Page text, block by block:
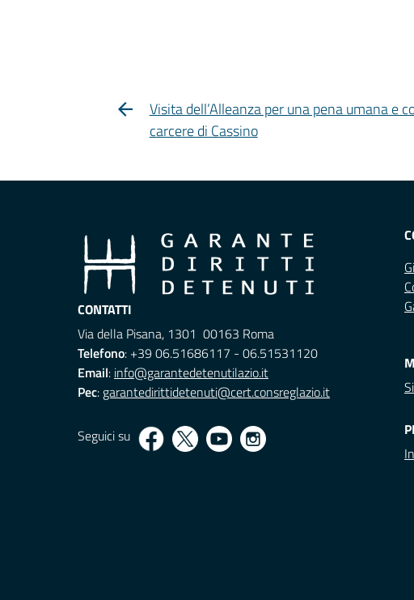
Visita dell’Alleanza per una pena umana e
carcere di Cassino
CONTATTI
Via della Pisana, 1301 00163 Roma
Telefono: +39 06.51686117 - 06.51531120
Email: info@garantedetenutilazio.it
Pec: garantedirittidetenuti@cert.consreglazio.it
Seguici su